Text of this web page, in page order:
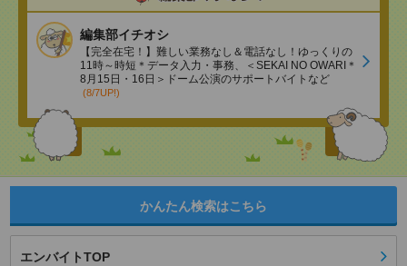
編集部イチオシ
【完全在宅！】難しい業務なし＆電話なし！ゆっくりの
11時～時短＊データ入力・事務、＜SEKAI NO OWARI＊
8月15日・16日＞ドーム公演のサポートバイトなど
(8/7UP!)
かんたん検索はこちら
エンバイトTOP